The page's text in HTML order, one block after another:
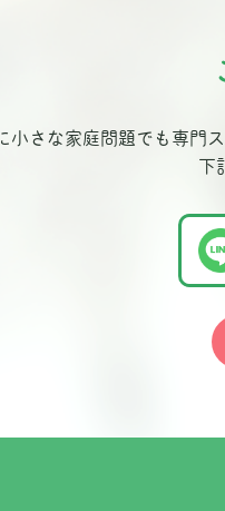
小さな家庭問題でも専門
下